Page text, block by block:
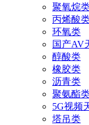
聚氧烷
丙烯酸
环氧类
国产AV
醇酸类
橡胶类
沥青类
聚氨酯
5G视频
塔吊类